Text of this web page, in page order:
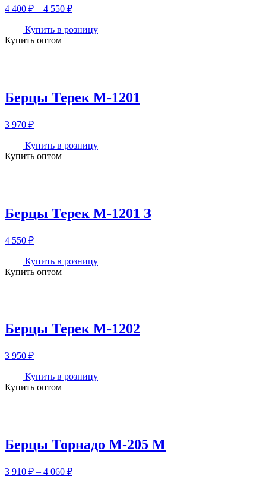
4 400 ₽ – 4 550 ₽Диапазон
4
Купить в розницу
Купить оптом
Берцы Терек М-1201
3 970 ₽
Купить в розницу
Купить оптом
Берцы Терек М-1201 З
4 550 ₽
Купить в розницу
Купить оптом
Берцы Терек М-1202
3 950 ₽
Купить в розницу
Купить оптом
Берцы Торнадо М-205 М
3 910 ₽ – 4 060 ₽Диапазон